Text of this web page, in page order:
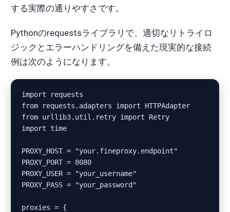
する実際の通りやすさです。
Pythonのrequestsライブラリで、適切なリトライロ
ジックとエラーハンドリングを備えた現実的な接続
例は次のようになります。
import requests
from requests.adapters import HTTPAdapter
from urllib3.util.retry import Retry
import time
PROXY_HOST = "your.fineproxy.endpoint"
PROXY_PORT = 8080
PROXY_USER = "your_username"
PROXY_PASS = "your_password"
proxies = {